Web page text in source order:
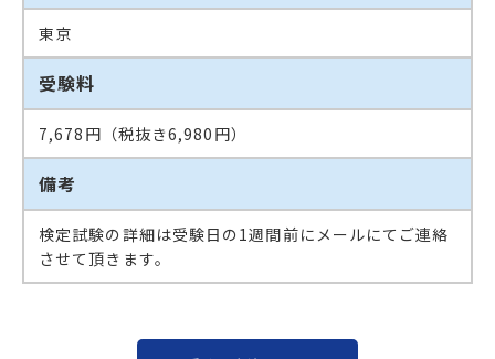
東京
受験料
7,678円（税抜き6,980円）
備考
検定試験の詳細は受験日の1週間前にメールにてご連絡
させて頂きます。